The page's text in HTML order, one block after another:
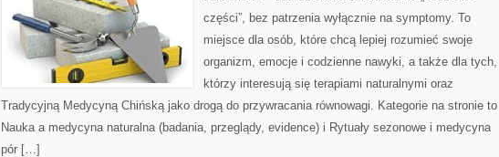
części”, bez patrzenia wyłącznie na symptomy. To
miejsce dla osób, które chcą lepiej rozumieć swoje
organizm, emocje i codzienne nawyki, a także dla tych,
którzy interesują się terapiami naturalnymi oraz
Tradycyjną Medycyną Chińską jako drogą do przywracania równowagi. Kategorie na stronie to
Nauka a medycyna naturalna (badania, przeglądy, evidence) i Rytuały sezonowe i medycyna
pór […]